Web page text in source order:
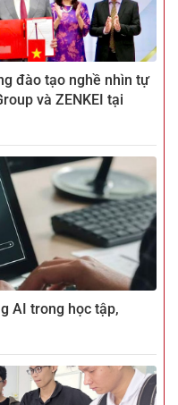
đào tạo nghề nhìn tự
và ZENKEI tại
AI trong học tập,